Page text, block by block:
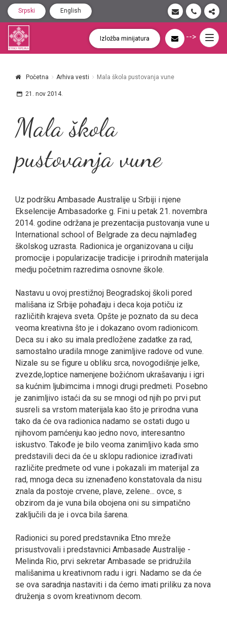
Srpski English
Izložba minijatura -->
Početna Arhiva vesti Mala škola pustovanja vune
21. nov 2014.
Mala škola
pustovanja vune
Uz podršku Ambasade Australije u Srbiji i njene
Ekselencije Ambasadorke g. Fini u petak 21. novembra
2014. godine održana je prezentacija pustovanja vune u
International school of Belgrade za decu najmlađeg
školskog uzrasta. Radionica je organizovana u cilju
promocije i popularizacije tradicije i prirodnih materijala
medju početnim razredima osnovne škole.
Nastavu u ovoj prestižnoj Beogradskoj školi pored
mališana iz Srbije pohađaju i deca koja potiču iz
različitih krajeva sveta. Opšte je poznato da su deca
veoma kreativna što je i dokazano ovom radionicom.
Deca su i ako su imala predložene zadatke za rad,
samostalno uradila mnoge zanimljive radove od vune.
Nizale su se figure u obliku srca, novogodišnje jelke,
zvezde,loptice namenjene božićnom ukrašavanju i igri
sa kućnim ljubimcima i mnogi drugi predmeti. Posebno
je zanimljivo istaći da su se mnogi od njih po prvi put
susreli sa vrstom materijala kao što je prirodna vuna
tako da će ova radionica nadamo se ostati dugo u
njihovom pamćenju kao jedno novo, interesantno
iskustvo. Takođe je bilo veoma zanimljivo kada smo
predstavili deci da će u sklopu radionice izrađivati
različite predmete od vune i pokazali im materijal za
rad, mnoga deca su iznenađeno konstatovala da nisu
znala da postoje crvene, plave, zelene... ovce, s
obzirom da je vuna bila obojena oni su simpatično
zaključili da je i ovca bila šarena.
Radionici su pored predstavnika Etno mreže
prisustvovali i predstavnici Ambasade Australije -
Melinda Rio, prvi sekretar Ambasade se pridružila
mališanima u kreativnom radu i igri. Nadamo se da će
se ova saradnja nastaviti i da ćemo imati priliku za nova
druženja s ovom kreativnom decom.